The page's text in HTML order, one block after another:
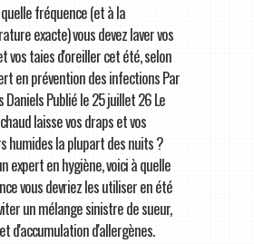
fréquence (et à la
exacte) vous devez laver vos
vos taies d'oreiller cet été, selon
en prévention des infections Par
Daniels Publié le 25 juillet 26 Le
laisse vos draps et vos
humides la plupart des nuits ?
expert en hygiène, voici à quelle
vous devriez les utiliser en été
un mélange sinistre de sueur,
d'accumulation d'allergènes.